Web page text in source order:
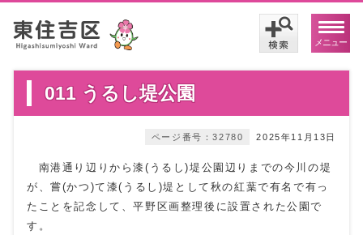
メニュー
011 うるし堤公園
2025年11月13日
ページ番号：32780
南港通り辺りから漆(うるし)堤公園辺りまでの今川の堤
が、嘗(かつ)て漆(うるし)堤として秋の紅葉で有名で有っ
たことを記念して、平野区画整理後に設置された公園で
す。